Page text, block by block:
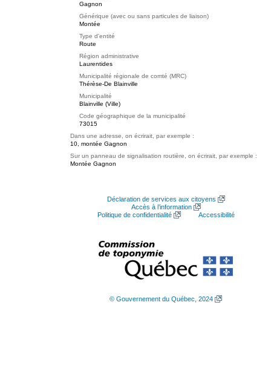
Gagnon
Générique (avec ou sans particules de liaison)
Montée
Type d'entité
Route
Région administrative
Laurentides
Municipalité régionale de comté (MRC)
Thérèse-De Blainville
Municipalité
Blainville (Ville)
Code géographique de la municipalité
73015
Dans une adresse, on écrirait, par exemple :
10, montée Gagnon
Sur un panneau de signalisation routière, on écrirait, par exemple :
Montée Gagnon
Déclaration de services aux citoyens
Accès à l’information
Politique de confidentialité
Accessibilité
© Gouvernement du Québec, 2024